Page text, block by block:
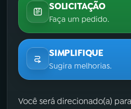
SOLICITAÇÃO
Faça um pedido.
SIMPLIFIQUE
Sugira melhorias.
Você será direcionado(a)